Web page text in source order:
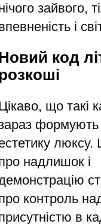
зайвого,
і
код
що такі
формують
надлишок і
контроль
в